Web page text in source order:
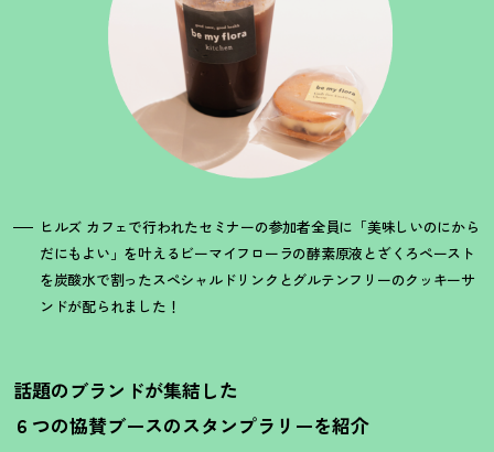
ヒルズ カフェで行われたセミナーの参加者全員に「美味しいのにから
だにもよい」を叶えるビーマイフローラの酵素原液とざくろペースト
を炭酸水で割ったスペシャルドリンクとグルテンフリーのクッキーサ
ンドが配られました ！
話題のブランドが集結した
６つの協賛ブースのスタンプラリーを紹介